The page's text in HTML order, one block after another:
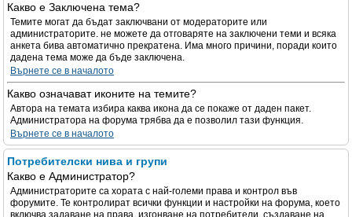
Какво е Заключена тема?
Темите могат да бъдат заключвани от модераторите или
администраторите. не можете да отговаряте на заключени теми и всяка
анкета бива автоматично прекратена. Има много причини, поради които
дадена тема може да бъде заключена.
Върнете се в началото
Какво означават иконите на темите?
Автора на темата избира каква икона да се покаже от даден пакет.
Администратора на форума трябва да е позволил тази функция.
Върнете се в началото
Потребителски нива и групи
Какво е Администратор?
Администраторите са хората с най-големи права и контрол във
форумите. Те контролират всички функции и настройки на форума, което
включва задаване на права, изгонване на потребители, създаване на